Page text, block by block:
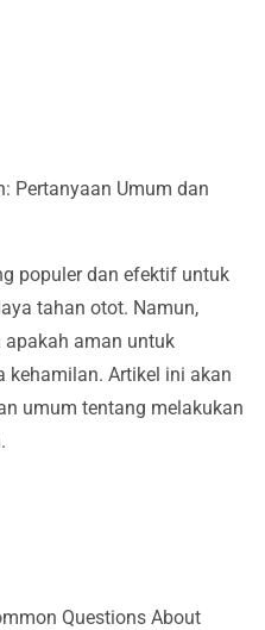
Pertanyaan Umum dan
populer dan efektif untuk
tahan otot. Namun,
aman untuk
kehamilan. Artikel ini akan
umum tentang melakukan
Questions About